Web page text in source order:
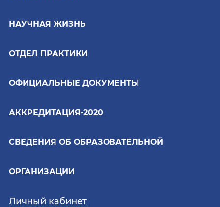
НАУЧНАЯ ЖИЗНЬ
ОТДЕЛ ПРАКТИКИ
ОФИЦИАЛЬНЫЕ ДОКУМЕНТЫ
АККРЕДИТАЦИЯ-2020
СВЕДЕНИЯ ОБ ОБРАЗОВАТЕЛЬНОЙ
ОРГАНИЗАЦИИ
Личный кабинет